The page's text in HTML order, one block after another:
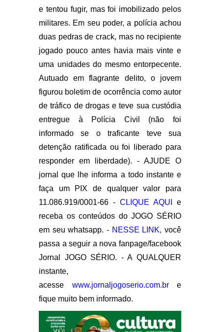
e tentou fugir, mas foi imobilizado pelos
militares. Em seu poder, a polícia achou
duas pedras de crack, mas no recipiente
jogado pouco antes havia mais vinte e
uma unidades do mesmo entorpecente.
Autuado em flagrante delito, o jovem
figurou boletim de ocorrência como autor
de tráfico de drogas e teve sua custódia
entregue à Polícia Civil (não foi
informado se o traficante teve sua
detenção ratificada ou foi liberado para
responder em liberdade). - AJUDE O
jornal que lhe informa a todo instante e
faça um PIX de qualquer valor para
11.086.919/0001-66 - CLIQUE AQUI
e
receba os conteúdos do JOGO SÉRIO
em seu whatsapp. - NESSE LINK, você
passa a seguir a nova fanpage/facebook
Jornal JOGO SÉRIO. - A QUALQUER
instante,
acesse www.jornaljogoserio.com.bre
fique muito bem informado.